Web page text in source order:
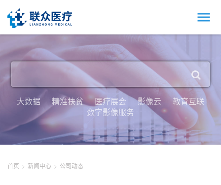
大数据 精准扶贫 医疗展会 影像云
教育互联
数字影像服务
首页 新闻中心 公司动态